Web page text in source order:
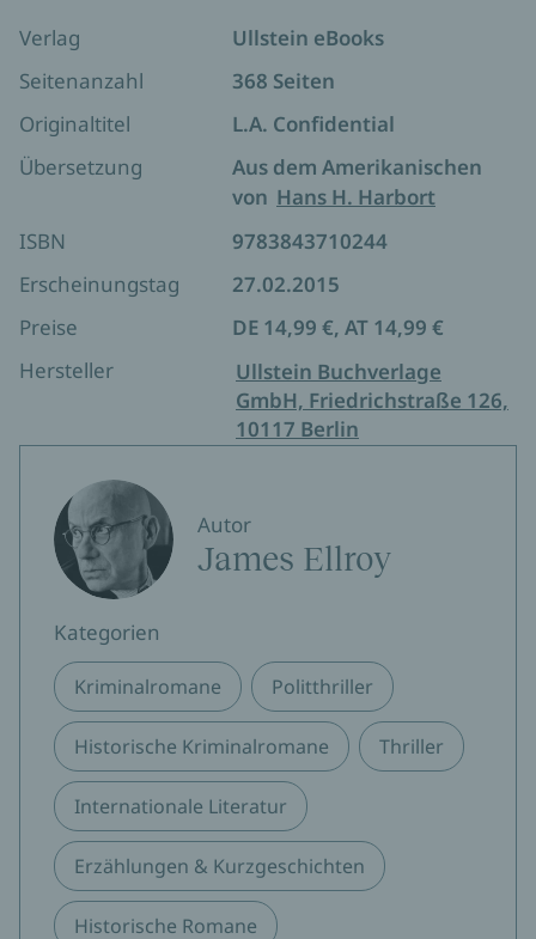
Verlag
Ullstein eBooks
Seitenanzahl
368 Seiten
Originaltitel
L.A. Confidential
Übersetzung
Aus dem Amerikanischen
von Hans H. Harbort
ISBN
9783843710244
Erscheinungstag
27.02.2015
Preise
DE 14,99 €, AT 14,99 €
Hersteller
Ullstein Buchverlage
GmbH, Friedrichstraße 126,
10117 Berlin
Autor
James Ellroy
Kategorien
Kriminalromane Politthriller
Historische Kriminalromane Thriller
Internationale Literatur
Erzählungen & Kurzgeschichten
Historische Romane